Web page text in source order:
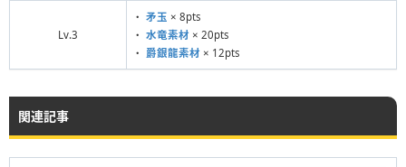
Lv.3
・ 矛玉 × 8pts
・ 水竜素材 × 20pts
・ 爵銀龍素材 × 12pts
関連記事